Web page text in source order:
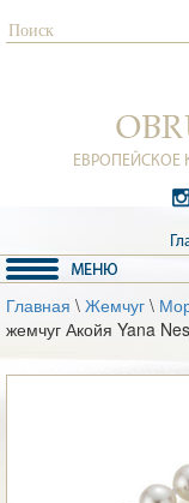
Главная \ Жемчуг \
жемчуг Акойя Yana